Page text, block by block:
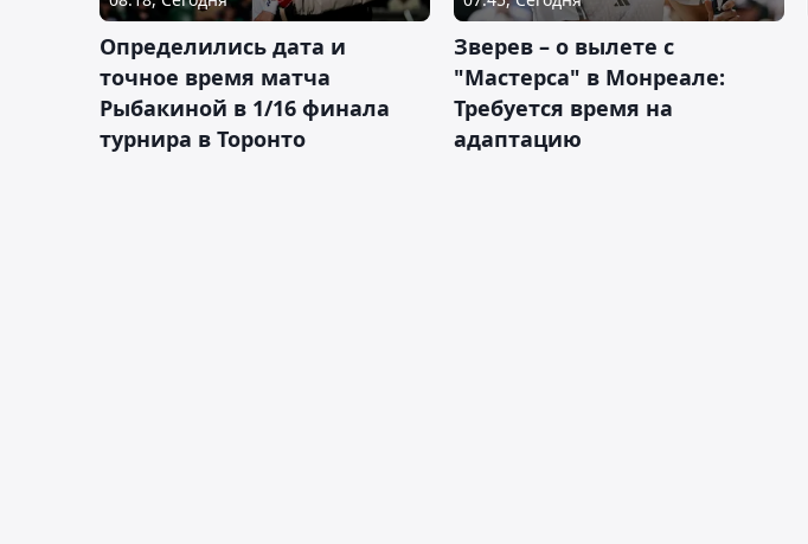
Определились дата и
точное время матча
Рыбакиной в 1/16 финала
турнира в Торонто
Зверев – о вылете с
"Мастерса" в Монреале:
Требуется время на
адаптацию